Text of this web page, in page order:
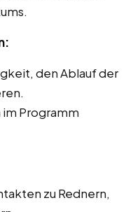
den Ablauf der
Programm
zu Rednern,